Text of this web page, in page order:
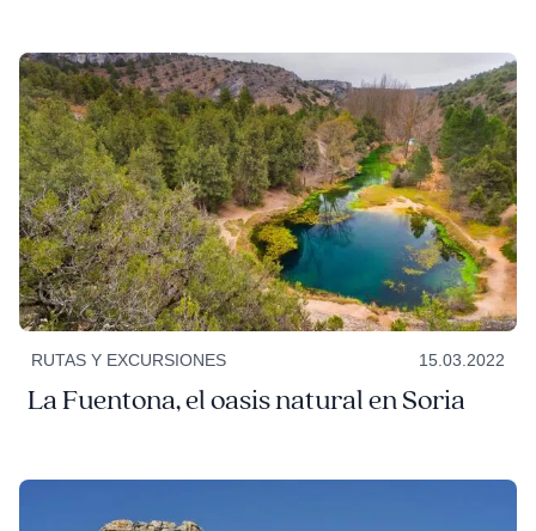
RUTAS Y EXCURSIONES 15.03.2022
La Fuentona, el oasis natural en Soria